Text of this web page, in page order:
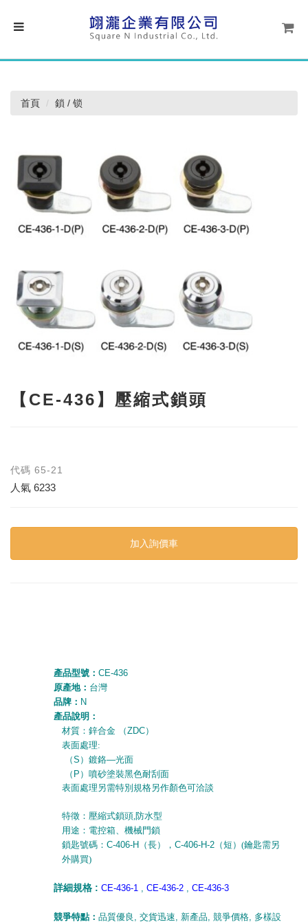
首頁 鎖 / 锁
【CE-436】壓縮式鎖頭
代碼 65-21
人氣 6233
加入詢價車
產品型號： CE-436
原產地： 台灣
品牌： N
產品說明：
材質：鋅合金
（ZDC）
表面處理:
（S ）鍍鉻—光面
（ P ）噴砂塗裝黑色耐刮面
表面處理另需特別規格另作顏色可洽談
特徵：壓縮式鎖頭,防水型
用途：電控箱、機械門鎖
鎖匙號碼： C-406-H （長）， C-406-H-2 （短）(鑰匙需另
外購買)
詳細規格 : CE-436-1 , CE-436-2 , CE-436-3
競爭特點： 品質優良 , 交貨迅速, 新產品, 競爭價格, 多樣設